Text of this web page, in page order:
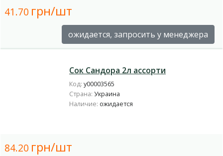
41.70 грн/шт
ожидается, запросить у менеджера
Сок Сандора 2л ассорти
Код: у00003565
Страна: Украина
Наличие: ожидается
84.20 грн/шт